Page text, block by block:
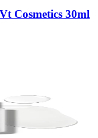
Cosmetics 30ml